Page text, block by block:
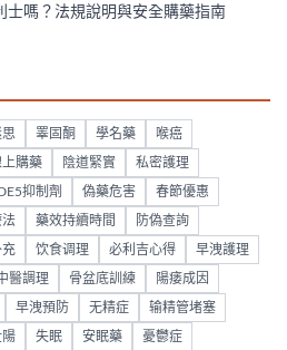
士嗎？法規說明與安全購藥指南
睪固酮 學名藥 喉癌
上購藥 陰道緊實 私密護理
抑制劑 偽藥危害 春節優惠
法 藥效持續時間 防偽查詢
充 饮食调理 必利吉心得 早洩護理
醫調理 骨盆底訓練 陽痿成因
早洩預防 无精症 输精管堵塞
陽 失眠 安眠藥 憂鬱症